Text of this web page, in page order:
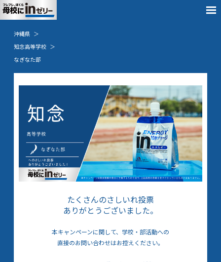
沖縄県
知念高等学校
なぎなた部
たくさんのさしいれ投票
ありがとうございました。
本キャンペーンに関して、学校・部活動への
直接のお問い合わせはお控えください。